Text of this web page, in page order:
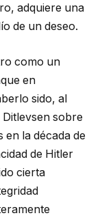
adquiere una
de un deseo.
como un
en
sido, al
sobre
en la década de
de Hitler
cierta